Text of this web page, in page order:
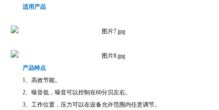
适用产品
产品特点
1、高效节能。
2、噪音低，噪音可以控制在60分贝左右。
3、工作位置，压力可以在设备允许范围内任意调节。